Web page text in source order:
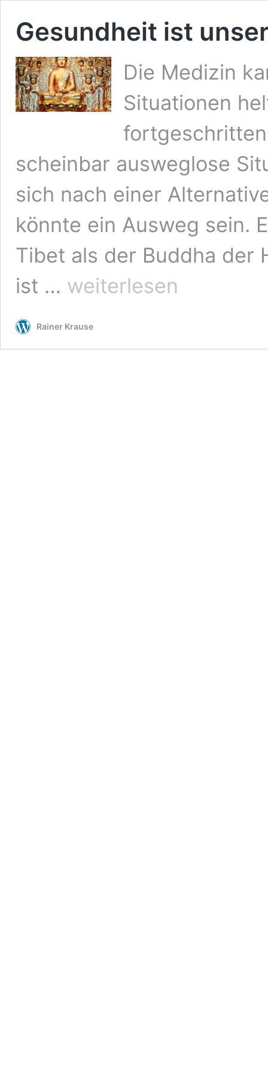
Gesundheit ist
Die Medizin
Situationen
scheinbar ausweglose
sich nach einer
könnte ein Ausweg sein.
Tibet als der Buddha der
ist …
Gesundheit
ist
Gut
weiterlesen
Rainer Krause